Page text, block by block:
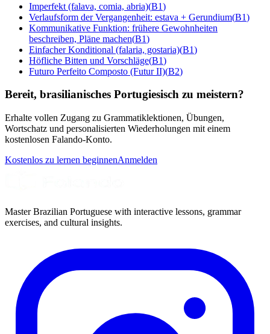
Imperfekt (falava, comia, abria)(B1)
Verlaufsform der Vergangenheit: estava + Gerundium(B1)
Kommunikative Funktion: frühere Gewohnheiten
beschreiben, Pläne machen(B1)
Einfacher Konditional (falaria, gostaria)(B1)
Höfliche Bitten und Vorschläge(B1)
Futuro Perfeito Composto (Futur II)(B2)
Bereit, brasilianisches Portugiesisch zu meistern?
Erhalte vollen Zugang zu Grammatiklektionen, Übungen,
Wortschatz und personalisierten Wiederholungen mit einem
kostenlosen Falando-Konto.
Kostenlos zu lernen beginnenAnmelden
Master Brazilian Portuguese with interactive lessons, grammar
exercises, and cultural insights.